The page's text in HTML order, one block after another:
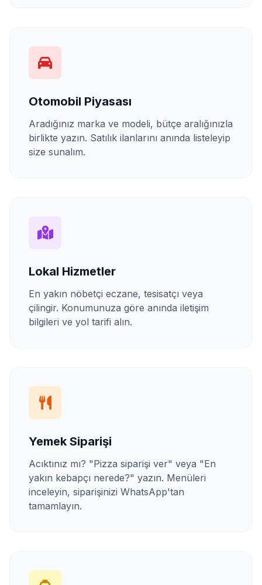
Otomobil Piyasası
Aradığınız marka ve modeli, bütçe aralığınızla
birlikte yazın. Satılık ilanlarını anında listeleyip
size sunalım.
Lokal Hizmetler
En yakın nöbetçi eczane, tesisatçı veya
çilingir. Konumunuza göre anında iletişim
bilgileri ve yol tarifi alın.
Yemek Siparişi
Acıktınız mı? "Pizza siparişi ver" veya "En
yakın kebapçı nerede?" yazın. Menüleri
inceleyin, siparişinizi WhatsApp'tan
tamamlayın.